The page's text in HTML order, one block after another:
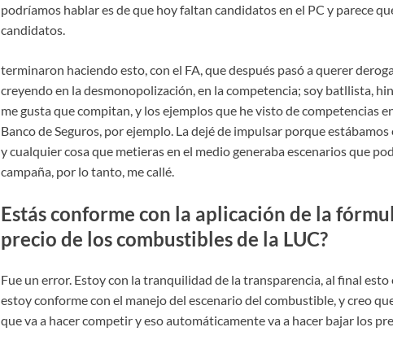
podríamos hablar es de que hoy faltan candidatos en el PC y parece
candidatos.
terminaron haciendo esto, con el FA, que después pasó a querer
creyendo en la desmonopolización, en la competencia; soy batllista,
me gusta que compitan, y los ejemplos que he visto de competencias
Banco de Seguros, por ejemplo. La dejé de impulsar porque
y cualquier cosa que metieras en el medio generaba escenarios que
campaña, por lo tanto, me callé.
Estás conforme con la aplicación de la
precio de los combustibles de la LUC?
Fue un error. Estoy con la tranquilidad de la transparencia, al final
estoy conforme con el manejo del escenario del combustible, y creo
que va a hacer competir y eso automáticamente va a hacer bajar los